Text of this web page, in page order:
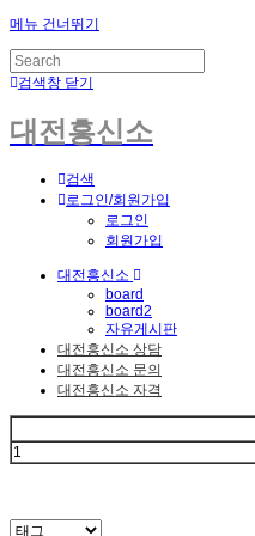
메뉴 건너뛰기
검색창 닫기
대전흥신소
검색
로그인/회원가입
로그인
회원가입
대전흥신소
board
board2
자유게시판
대전흥신소 상담
대전흥신소 문의
대전흥신소 자격
1